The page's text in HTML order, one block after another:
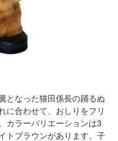
となった猫田係長の踊るぬ
に合わせて、おしりをフリ
カラーバリエーションは3
トブラウンがあります。子